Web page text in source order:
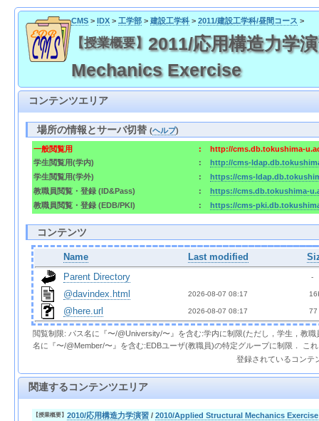
CMS> IDX> 工学部> 建設工学科> 2011/建設工学科/昼間コース >
【授業概要】 2011/応用構造力学
Mechanics Exercise
コンテンツエリア
場所の情報とサーバ切替(ヘルプ)
一般閲覧用 :
http://cms.db.tokushima-
学生閲覧用(学内)
:
http://cms-
学生閲覧用(学外)
:
https://cms-
教職員閲覧・登録 (ID&Pass)
:
https://cms.db.tokushima-
教職員閲覧・登録 (EDB/PKI)
: https://cms-
コンテンツ
Name Last modified
Parent Directory
  -
@davindex.html 2026-08-07 08:17
@here.url 2026-08-07 08:17 77
閲覧制限: パス名に『〜/@University/〜』を含む:学内に制限(ただし，学生，教
名に『〜/@Member/〜』を含む:EDBユーザ(教職員)の特定グループに制限． こ
登録されているコンテ
関連するコンテンツエリア
【授業概要】 2010/応用構造力学演習 / 2010/Applied Structural Mechanics Exercise